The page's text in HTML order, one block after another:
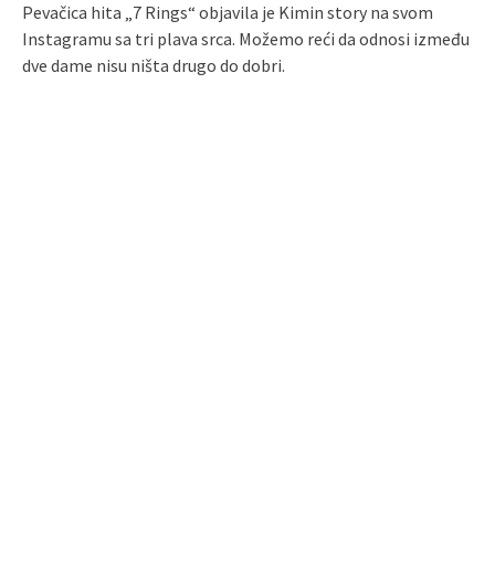
Pevačica hita „7 Rings“ objavila je Kimin story na svom
Instagramu sa tri plava srca. Možemo reći da odnosi između
dve dame nisu ništa drugo do dobri.